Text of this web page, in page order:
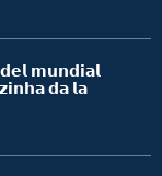
𝗺𝘂𝗻𝗱𝗶𝗮𝗹
𝗱𝗮 𝗹𝗮